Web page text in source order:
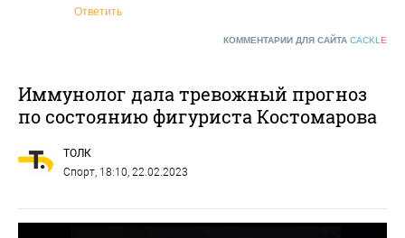
Ответить
КОММЕНТАРИИ ДЛЯ САЙТА CACKL E
Иммунолог дала тревожный прогноз
по состоянию фигуриста Костомарова
ТОЛК
Спорт, 18:10, 22.02.2023